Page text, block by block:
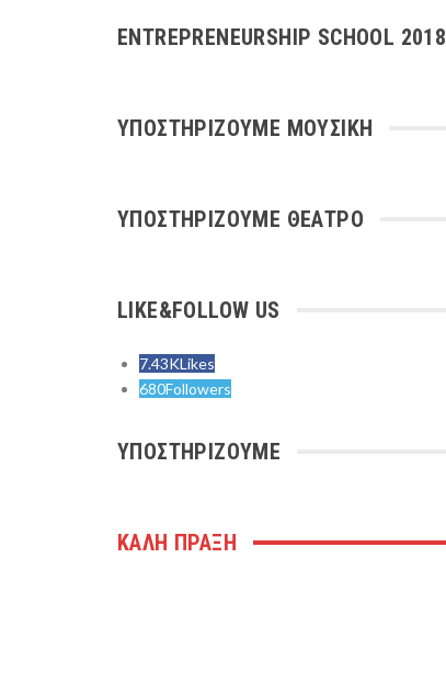
ENTREPRENEURSHIP SCHOOL 2018
ΥΠΟΣΤΗΡΙΖΟΥΜΕ ΜΟΥΣΙΚΗ
ΥΠΟΣΤΗΡΙΖΟΥΜΕ ΘΕΑΤΡΟ
LIKE&FOLLOW US
7.43KLikes
680Followers
ΥΠΟΣΤΗΡΙΖΟΥΜΕ
ΚΑΛΗ ΠΡΑΞΗ